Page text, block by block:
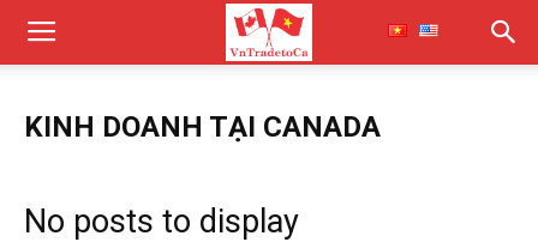
KINH DOANH TẠI CANADA
No posts to display